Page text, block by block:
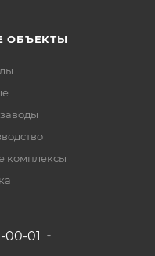
ОБЪЕКТЫ
комплексы
00-01